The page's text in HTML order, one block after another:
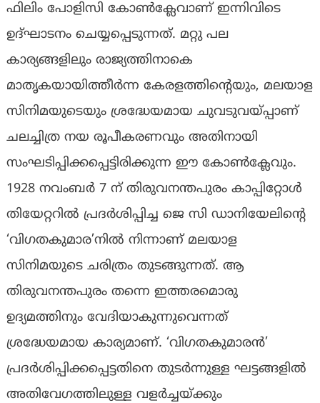
ഫിലിം പോളിസി കോണ്‍ക്ലേവാണ് ഇന്നിവിടെ
ഉദ്ഘാടനം ചെയ്യപ്പെടുന്നത്. മറ്റു പല
കാര്യങ്ങളിലും രാജ്യത്തിനാകെ
മാതൃകയായിത്തീര്‍ന്ന കേരളത്തിന്റെയും, മലയാള
സിനിമയുടെയും ശ്രദ്ധേയമായ ചുവടുവയ്പ്പാണ്
ചലച്ചിത്ര നയ രൂപീകരണവും അതിനായി
സംഘടിപ്പിക്കപ്പെട്ടിരിക്കുന്ന ഈ കോണ്‍ക്ലേവും.
1928 നവംബര്‍ 7 ന് തിരുവനന്തപുരം കാപ്പിറ്റോള്‍
തിയേറ്ററില്‍ പ്രദര്‍ശിപ്പിച്ച ജെ സി ഡാനിയേലിന്റെ
‘വിഗതകുമാര’നില്‍ നിന്നാണ് മലയാള
സിനിമയുടെ ചരിത്രം തുടങ്ങുന്നത്. ആ
തിരുവനന്തപുരം തന്നെ ഇത്തരമൊരു
ഉദ്യമത്തിനും വേദിയാകുന്നുവെന്നത്
ശ്രദ്ധേയമായ കാര്യമാണ്. ‘വിഗതകുമാരന്‍’
പ്രദര്‍ശിപ്പിക്കപ്പെട്ടതിനെ തുടര്‍ന്നുള്ള ഘട്ടങ്ങളില്‍
അതിവേഗത്തിലുള്ള വളര്‍ച്ചയ്ക്കും